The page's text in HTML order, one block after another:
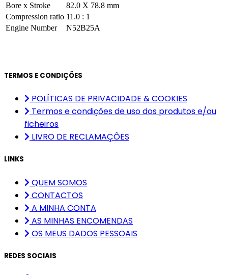
Bore x Stroke
82.0 X 78.8 mm
Compression ratio 11.0 : 1
Engine Number
N52B25A
TERMOS E CONDIÇÕES
POLÍTICAS DE PRIVACIDADE & COOKIES
Termos e condições de uso dos produtos e/ou
ficheiros
LIVRO DE RECLAMAÇÕES
LINKS
QUEM SOMOS
CONTACTOS
A MINHA CONTA
AS MINHAS ENCOMENDAS
OS MEUS DADOS PESSOAIS
REDES SOCIAIS